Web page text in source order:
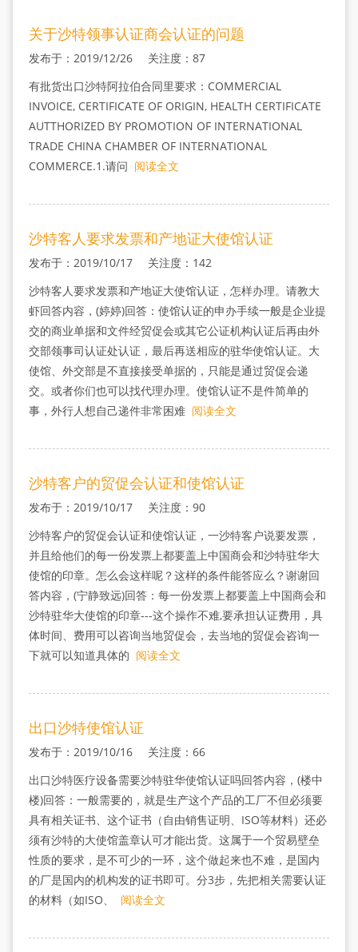
关于沙特领事认证商会认证的问题
发布于：2019/12/26 关注度：87
有批货出口沙特阿拉伯合同里要求：COMMERCIAL
INVOICE, CERTIFICATE OF ORIGIN, HEALTH CERTIFICATE
AUTTHORIZED BY PROMOTION OF INTERNATIONAL
TRADE CHINA CHAMBER OF INTERNATIONAL
COMMERCE.1.请问 阅读全文
沙特客人要求发票和产地证大使馆认证
发布于：2019/10/17 关注度：142
沙特客人要求发票和产地证大使馆认证，怎样办理。请教大
虾回答内容，(婷婷)回答：使馆认证的申办手续一般是企业提
交的商业单据和文件经贸促会或其它公证机构认证后再由外
交部领事司认证处认证，最后再送相应的驻华使馆认证。大
使馆、外交部是不直接接受单据的，只能是通过贸促会递
交。或者你们也可以找代理办理。使馆认证不是件简单的
事，外行人想自己递件非常困难 阅读全文
沙特客户的贸促会认证和使馆认证
发布于：2019/10/17 关注度：90
沙特客户的贸促会认证和使馆认证，一沙特客户说要发票，
并且给他们的每一份发票上都要盖上中国商会和沙特驻华大
使馆的印章。怎么会这样呢？这样的条件能答应么？谢谢回
答内容，(宁静致远)回答：每一份发票上都要盖上中国商会和
沙特驻华大使馆的印章---这个操作不难,要承担认证费用，具
体时间、费用可以咨询当地贸促会，去当地的贸促会咨询一
下就可以知道具体的 阅读全文
出口沙特使馆认证
发布于：2019/10/16 关注度：66
出口沙特医疗设备需要沙特驻华使馆认证吗回答内容，(楼中
楼)回答：一般需要的，就是生产这个产品的工厂不但必须要
具有相关证书、这个证书（自由销售证明、ISO等材料）还必
须有沙特的大使馆盖章认可才能出货。这属于一个贸易壁垒
性质的要求，是不可少的一环，这个做起来也不难，是国内
的厂是国内的机构发的证书即可。分3步，先把相关需要认证
的材料（如ISO、
阅读全文